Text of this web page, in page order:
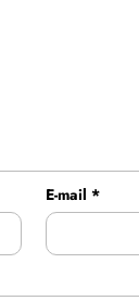
E-mail *